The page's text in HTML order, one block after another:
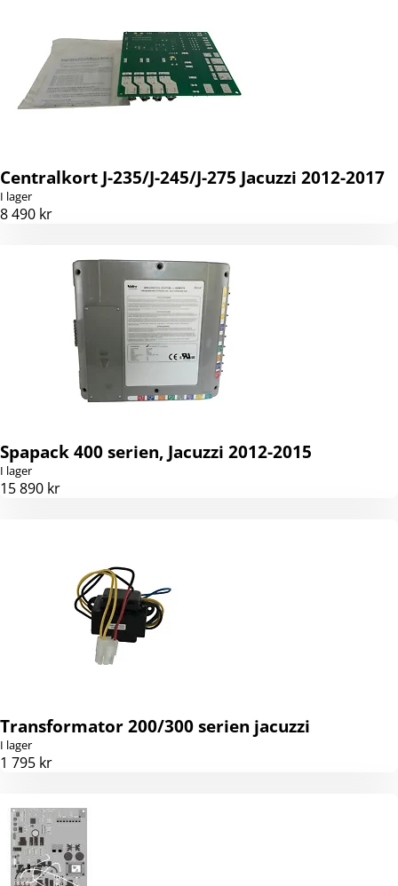
Centralkort J-235/J-245/J-275 Jacuzzi 2012-2017
I lager
8 490 kr
Spapack 400 serien, Jacuzzi 2012-2015
I lager
15 890 kr
Transformator 200/300 serien jacuzzi
I lager
1 795 kr